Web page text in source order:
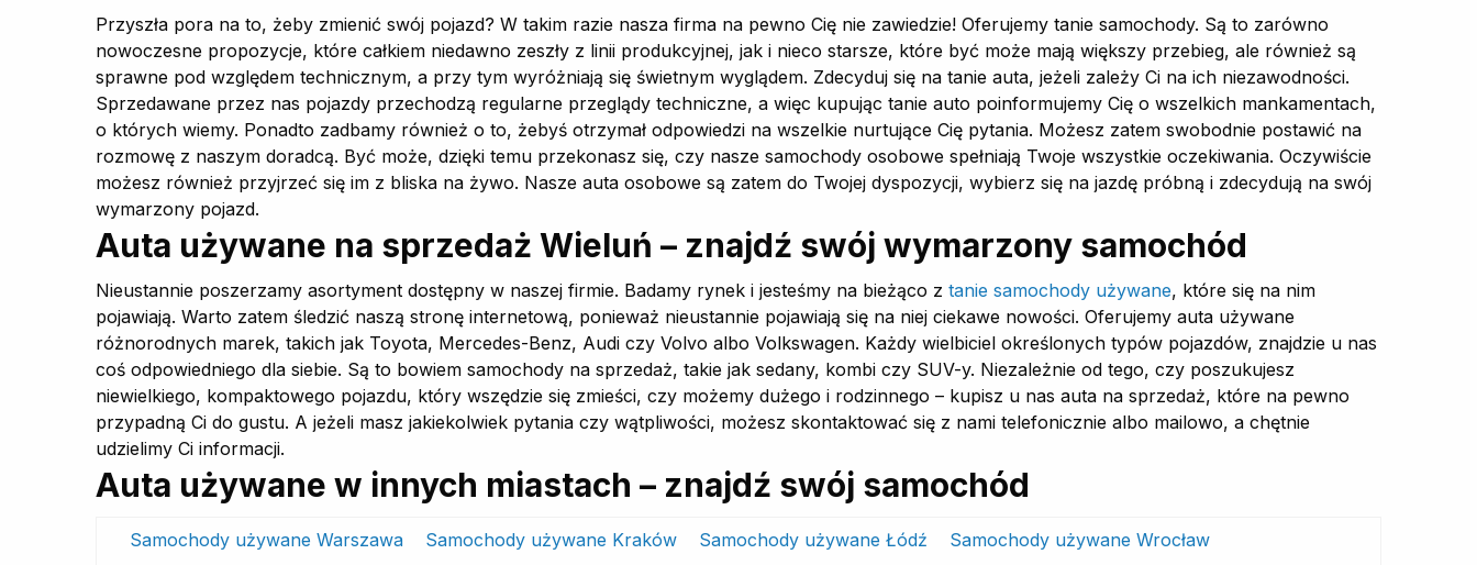
Przyszła pora na to, żeby zmienić swój pojazd? W takim razie nasza firma na pewno Cię nie zawiedzie! Oferujemy tanie samochody. Są to zarówno
nowoczesne propozycje, które całkiem niedawno zeszły z linii produkcyjnej, jak i nieco starsze, które być może mają większy przebieg, ale również są
sprawne pod względem technicznym, a przy tym wyróżniają się świetnym wyglądem. Zdecyduj się na tanie auta, jeżeli zależy Ci na ich niezawodności.
Sprzedawane przez nas pojazdy przechodzą regularne przeglądy techniczne, a więc kupując tanie auto poinformujemy Cię o wszelkich mankamentach,
o których wiemy. Ponadto zadbamy również o to, żebyś otrzymał odpowiedzi na wszelkie nurtujące Cię pytania. Możesz zatem swobodnie postawić na
rozmowę z naszym doradcą. Być może, dzięki temu przekonasz się, czy nasze samochody osobowe spełniają Twoje wszystkie oczekiwania. Oczywiście
możesz również przyjrzeć się im z bliska na żywo. Nasze auta osobowe są zatem do Twojej dyspozycji, wybierz się na jazdę próbną i zdecydują na swój
wymarzony pojazd.
Auta używane na sprzedaż Wieluń – znajdź swój wymarzony samochód
Nieustannie poszerzamy asortyment dostępny w naszej firmie. Badamy rynek i jesteśmy na bieżąco z tanie samochody używane, które się na nim
pojawiają. Warto zatem śledzić naszą stronę internetową, ponieważ nieustannie pojawiają się na niej ciekawe nowości. Oferujemy auta używane
różnorodnych marek, takich jak Toyota, Mercedes-Benz, Audi czy Volvo albo Volkswagen. Każdy wielbiciel określonych typów pojazdów, znajdzie u nas
coś odpowiedniego dla siebie. Są to bowiem samochody na sprzedaż, takie jak sedany, kombi czy SUV-y. Niezależnie od tego, czy poszukujesz
niewielkiego, kompaktowego pojazdu, który wszędzie się zmieści, czy możemy dużego i rodzinnego – kupisz u nas auta na sprzedaż, które na pewno
przypadną Ci do gustu. A jeżeli masz jakiekolwiek pytania czy wątpliwości, możesz skontaktować się z nami telefonicznie albo mailowo, a chętnie
udzielimy Ci informacji.
Auta używane w innych miastach – znajdź swój samochód
Samochody używane Warszawa Samochody używane Kraków Samochody używane Łódź Samochody używane Wrocław